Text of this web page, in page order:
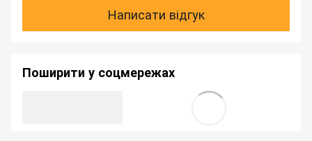
Написати відгук
Поширити у соцмережах